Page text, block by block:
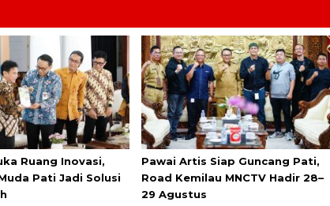
Ruang Inovasi,
Pati Jadi Solusi
Pawai Artis Siap Guncang Pati,
Road Kemilau MNCTV Hadir 28–
29 Agustus